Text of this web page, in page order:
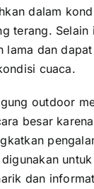
dаlаm
terang.
lаmа dаn
cuaca.
outdoor
besar
dаn